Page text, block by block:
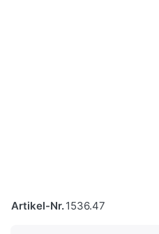
Artikel-Nr.1536.47